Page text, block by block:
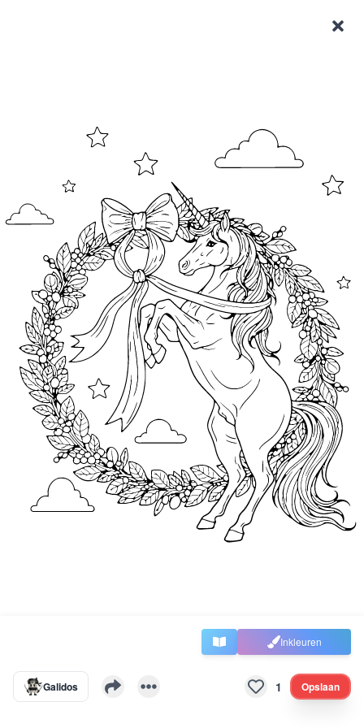
Inkleuren
Galidos 1 Opslaan